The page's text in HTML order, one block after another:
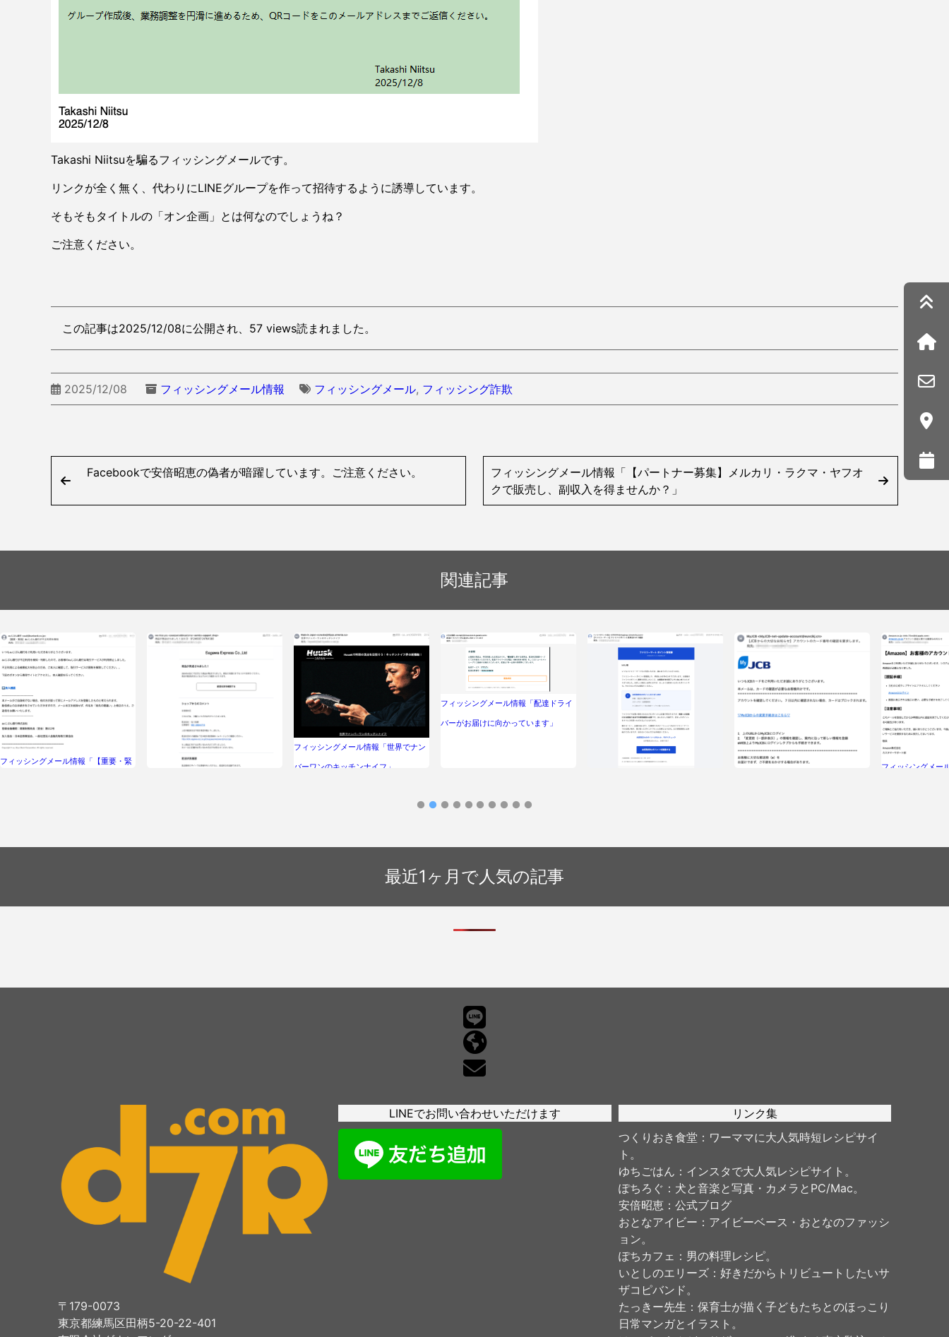
Takashi Niitsuを騙るフィッシングメールです。
リンクが全く無く、代わりにLINEグループを作って招待するように誘導しています。
そもそもタイトルの「オン企画」とは何なのでしょうね？
ご注意ください。
この記事は2025/12/08に公開され、57 views読まれました。
2025/12/08 フィッシングメール情報 フィッシングメール, フィッシング詐欺
Facebookで安倍昭恵の偽者が暗躍しています。ご注意ください。
フィッシングメール情報「【パートナー募集】メルカリ・ラクマ・ヤフオ
クで販売し、副収入を得ませんか？」
関連記事
フィッシングメール情報「【重要・緊
フィッシングメール情報「世界でナン
バーワンのキッチンナイフ」
フィッシングメール情報「配達ドライ
バーがお届けに向かっています」
フィッシングメール情報「【JCBから
フィッシングメー
最近1ヶ月で人気の記事
〒179-0073
東京都練馬区田柄5-20-22-401
LINEでお問い合わせいただけます
リンク集
つくりおき食堂 ：ワーママに大人気時短レシピサイ
ト。
ゆちごはん ：インスタで大人気レシピサイト。
ぽちろぐ ：犬と音楽と写真・カメラとPC/Mac。
安倍昭恵：公式ブログ
おとなアイビー ：アイビーベース・おとなのファッシ
ョン。
ぽちカフェ ：男の料理レシピ。
いとしのエリーズ：好きだからトリビュートしたいサ
ザコピバンド。
たっきー先生 ：保育士が描く子どもたちとのほっこり
日常マンガとイラスト。